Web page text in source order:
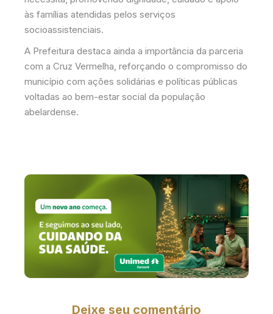
às famílias atendidas pelos serviços
socioassistenciais.
A Prefeitura destaca ainda a importância da parceria
com a Cruz Vermelha, reforçando o compromisso do
município com ações solidárias e políticas públicas
voltadas ao bem-estar social da população
abelardense.
Deixe seu comentário